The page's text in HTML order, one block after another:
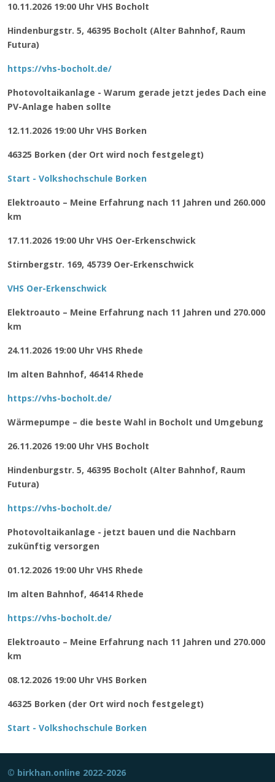
10.11.2026 19:00 Uhr VHS Bocholt
Hindenburgstr. 5, 46395 Bocholt (Alter Bahnhof, Raum
Futura)
https://vhs-bocholt.de/
Photovoltaikanlage - Warum gerade jetzt jedes Dach eine
PV-Anlage haben sollte
12.11.2026 19:00 Uhr VHS Borken
46325 Borken (der Ort wird noch festgelegt)
Start - Volkshochschule Borken
Elektroauto – Meine Erfahrung nach 11 Jahren und 260.000
km
17.11.2026 19:00 Uhr VHS Oer-Erkenschwick
Stirnbergstr. 169, 45739 Oer-Erkenschwick
VHS Oer-Erkenschwick
Elektroauto – Meine Erfahrung nach 11 Jahren und 270.000
km
24.11.2026 19:00 Uhr VHS Rhede
Im alten Bahnhof, 46414 Rhede
https://vhs-bocholt.de/
Wärmepumpe – die beste Wahl in Bocholt und Umgebung
26.11.2026 19:00 Uhr VHS Bocholt
Hindenburgstr. 5, 46395 Bocholt (Alter Bahnhof, Raum
Futura)
https://vhs-bocholt.de/
Photovoltaikanlage - jetzt bauen und die Nachbarn
zukünftig versorgen
01.12.2026 19:00 Uhr VHS Rhede
Im alten Bahnhof, 46414 Rhede
https://vhs-bocholt.de/
Elektroauto – Meine Erfahrung nach 11 Jahren und 270.000
km
08.12.2026 19:00 Uhr VHS Borken
46325 Borken (der Ort wird noch festgelegt)
Start - Volkshochschule Borken
© birkhan.online 2022-2026